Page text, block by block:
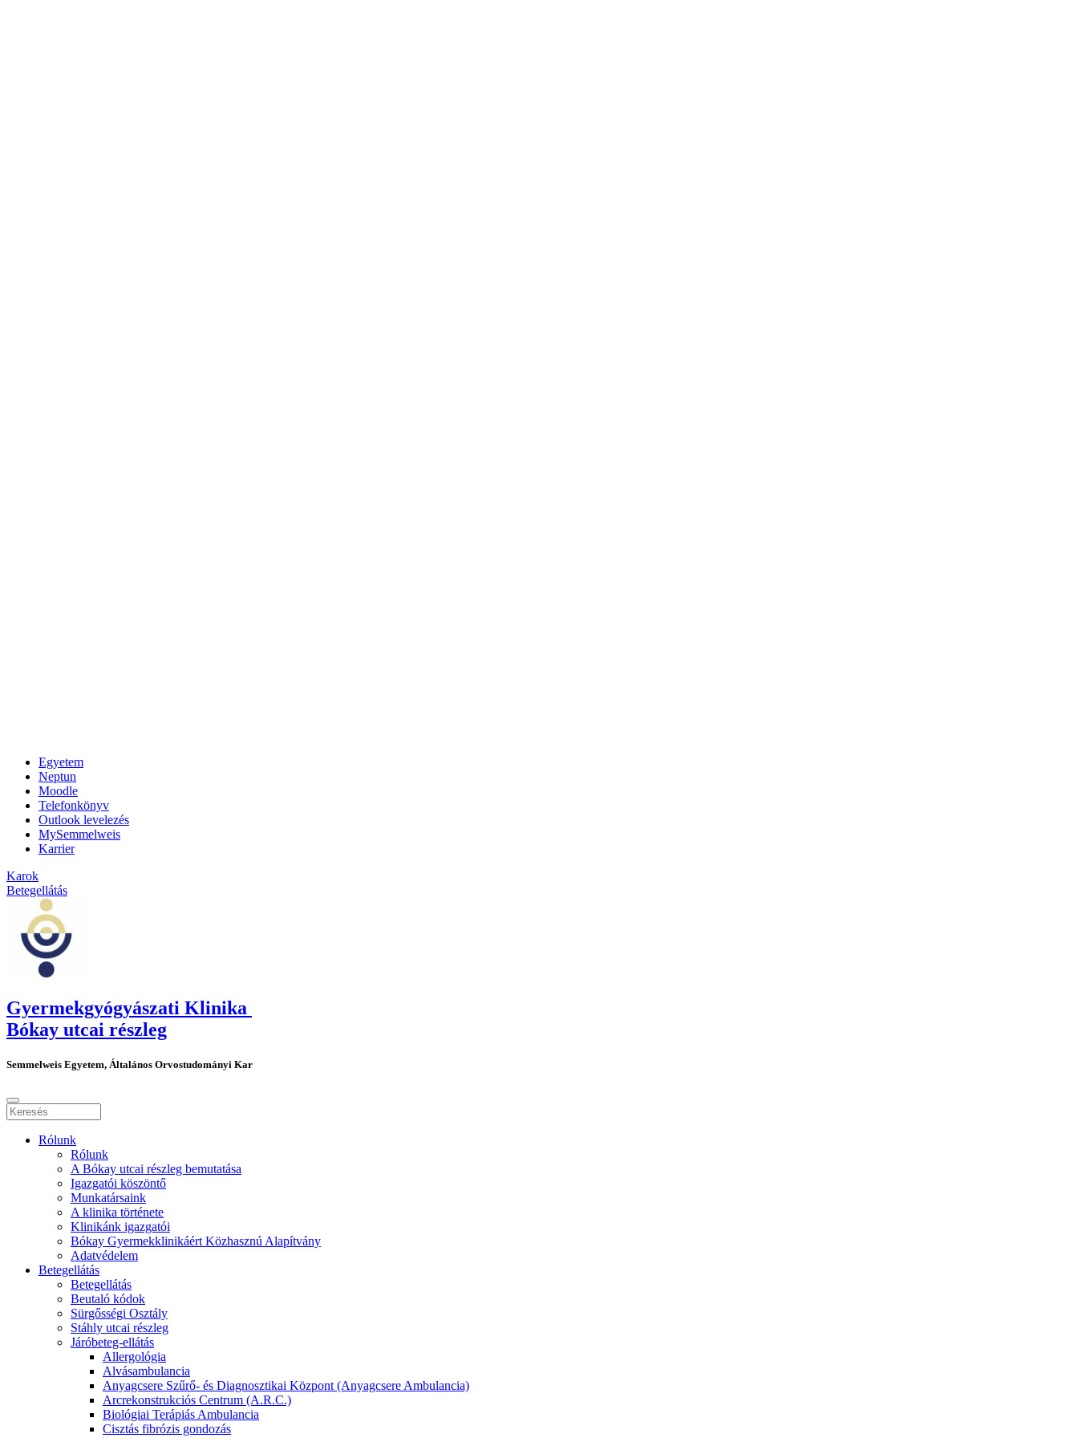
Egyetem
Neptun
Moodle
Telefonkönyv
Outlook levelezés
MySemmelweis
Karrier
Karok
Betegellátás
Gyermekgyógyászati Klinika
Bókay utcai részleg
Semmelweis Egyetem, Általános Orvostudományi Kar
Rólunk
Rólunk
A Bókay utcai részleg bemutatása
Igazgatói köszöntő
Munkatársaink
A klinika története
Klinikánk igazgatói
Bókay Gyermekklinikáért Közhasznú Alapítvány
Adatvédelem
Betegellátás
Betegellátás
Beutaló kódok
Sürgősségi Osztály
Stáhly utcai részleg
Járóbeteg-ellátás
Allergológia
Alvásambulancia
Anyagcsere Szűrő- és Diagnosztikai Központ (Anyagcsere Ambulancia)
Arcrekonstrukciós Centrum (A.R.C.)
Biológiai Terápiás Ambulancia
Cisztás fibrózis gondozás